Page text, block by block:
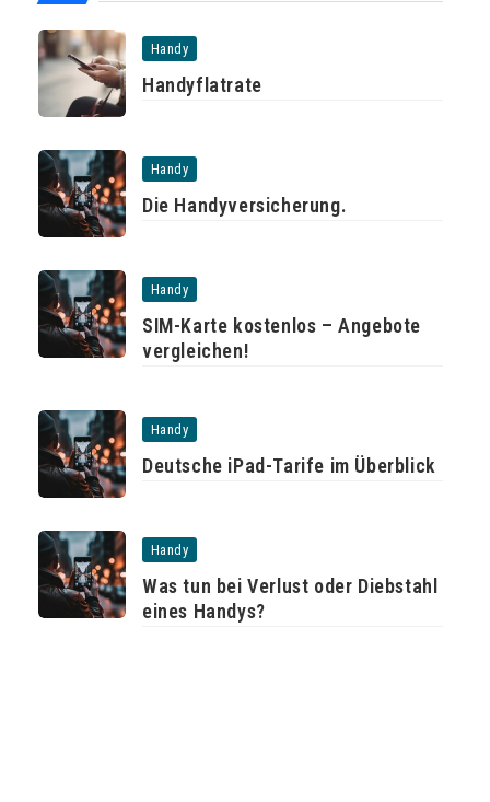
Handy
Handyflatrate
Handy
Die Handyversicherung.
Handy
SIM-Karte kostenlos – Angebote
vergleichen!
Handy
Deutsche iPad-Tarife im Überblick
Handy
Was tun bei Verlust oder Diebstahl
eines Handys?